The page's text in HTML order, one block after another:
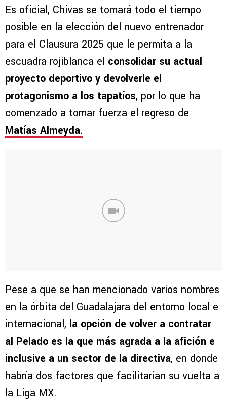
Es oficial, Chivas se tomará todo el tiempo
posible en la elección del nuevo entrenador
para el Clausura 2025 que le permita a la
escuadra rojiblanca el consolidar su actual
proyecto deportivo y devolverle el
protagonismo a los tapatíos, por lo que ha
comenzado a tomar fuerza el regreso de
Matías Almeyda.
Pese a que se han mencionado varios nombres
en la órbita del Guadalajara del entorno local e
internacional, la opción de volver a contratar
al Pelado es la que más agrada a la afición e
inclusive a un sector de la directiva, en donde
habría dos factores que facilitarían su vuelta a
la Liga MX.